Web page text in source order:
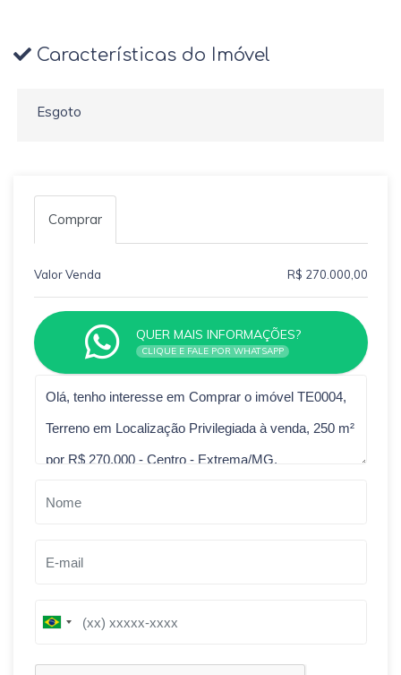
Características do Imóvel
Esgoto
Comprar
Valor Venda R$ 270.000,00
QUER MAIS INFORMAÇÕES?
CLIQUE E FALE POR WHATSAPP
B